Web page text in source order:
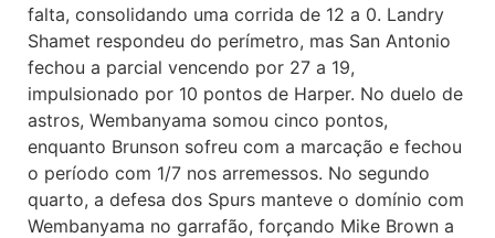
falta, consolidando uma corrida de 12 a 0. Landry
Shamet respondeu do perímetro, mas San Antonio
fechou a parcial vencendo por 27 a 19,
impulsionado por 10 pontos de Harper. No duelo de
astros, Wembanyama somou cinco pontos,
enquanto Brunson sofreu com a marcação e fechou
o período com 1/7 nos arremessos. No segundo
quarto, a defesa dos Spurs manteve o domínio com
Wembanyama no garrafão, forçando Mike Brown a